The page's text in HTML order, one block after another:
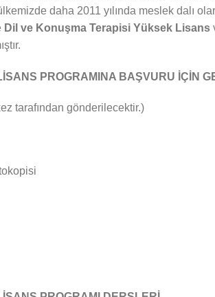
daha 2011 yılında meslek dalı
Dil ve Konuşma Terapisi Yüksek Lisans
PROGRAMINA BAŞVURU İÇİN
gönderilecektir.)